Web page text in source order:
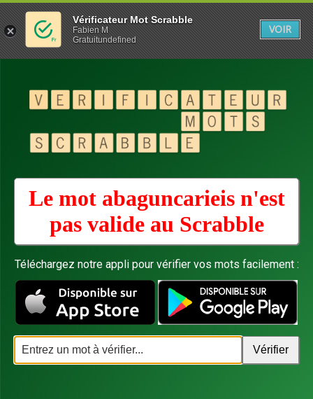
Le mot abaguncarieis n'est
pas valide au Scrabble
Téléchargez notre appli pour vérifier vos mots facilement :
Vérificateur Mot Scrabble
Fabien M
Gratuitundefined
VOIR